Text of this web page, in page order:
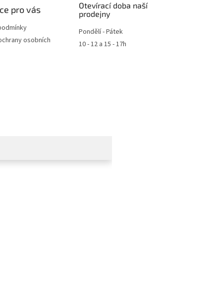
pro vás
osobních
Otevírací doba naší
prodejny
Pondělí - Pátek
10 - 12 a 15 - 17h